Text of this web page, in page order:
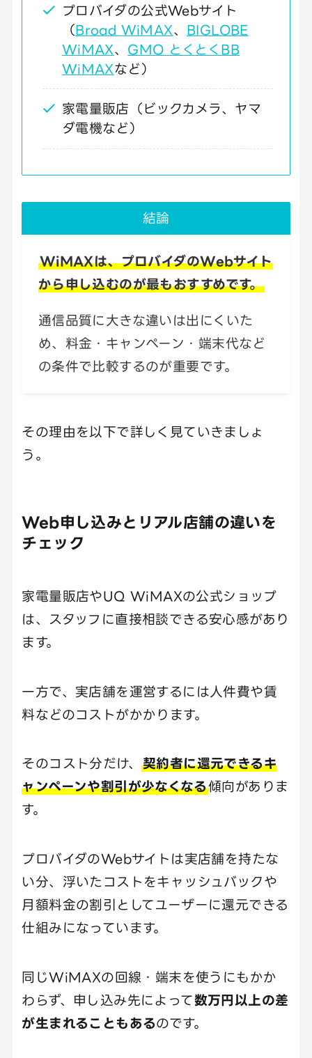
プロバイダの公式Webサイト
（Broad WiMAX、 BIGLOBE
WiMAX、 GMO とくとくBB
WiMAXなど）
家電量販店（ビックカメラ、ヤマ
ダ電機など）
結論
WiMAXは、プロバイダのWebサイト
から申し込むのが最もおすすめです。
通信品質に大きな違いは出にくいた
め、料金・キャンペーン・端末代など
の条件で比較するのが重要です。
その理由を以下で詳しく見ていきましょ
う。
Web申し込みとリアル店舗の違いを
チェック
家電量販店やUQ WiMAXの公式ショップ
は、スタッフに直接相談できる安心感があり
ます。
一方で、実店舗を運営するには人件費や賃
料などのコストがかかります。
そのコスト分だけ、 契約者に還元できるキ
ャンペーンや割引が少なくなる傾向がありま
す。
プロバイダのWebサイトは実店舗を持たな
い分、浮いたコストをキャッシュバックや
月額料金の割引としてユーザーに還元できる
仕組みになっています。
同じWiMAXの回線・端末を使うにもかか
わらず、申し込み先によって数万円以上の差
が生まれることもあるのです。